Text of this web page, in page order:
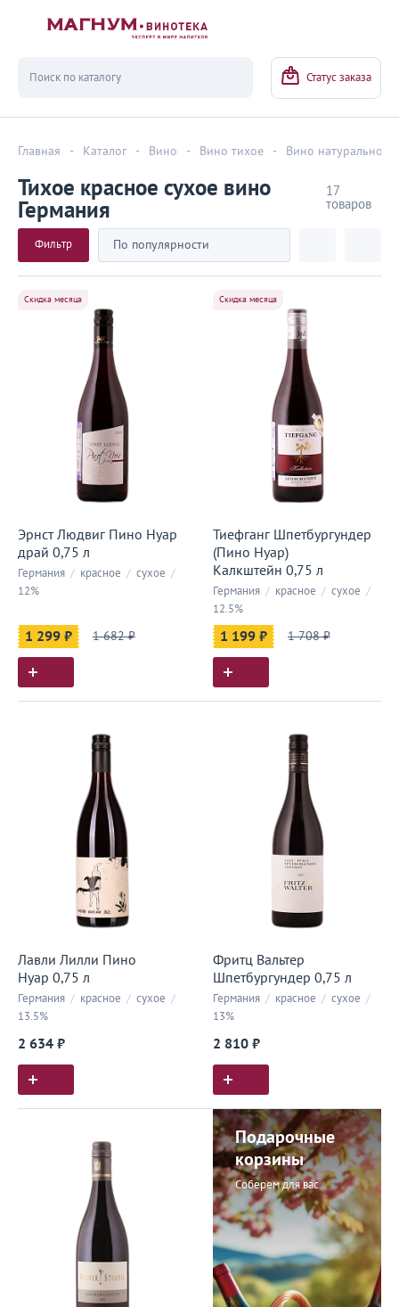
Статус заказа
Главная - Каталог - Вино - Вино тихое - Вино натуральное
Тихое красное сухое вино
Германия
17
товаров
Фильтр По популярности
Скидка месяца
Эрнст Людвиг Пино Нуар
драй 0,75 л
Германия / красное / сухое /
12%
1 299 ₽ 1 682 ₽
Скидка месяца
Тиефганг Шпетбургундер
(Пино Нуар)
Калкштейн 0,75 л
Германия / красное / сухое /
12.5%
1 199 ₽ 1 708 ₽
Лавли Лилли Пино
Нуар 0,75 л
Германия / красное / сухое /
13.5%
2 634 ₽
Фритц Вальтер
Шпетбургундер 0,75 л
Германия / красное / сухое /
13%
2 810 ₽
Подарочные
корзины
Соберем для вас